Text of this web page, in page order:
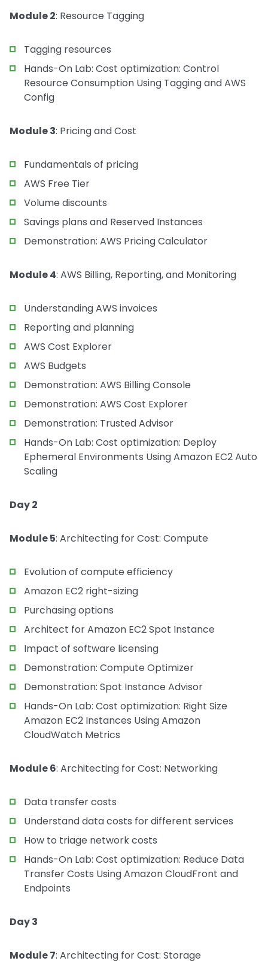
Module 2: Resource Tagging
Tagging resources
Hands-On Lab: Cost optimization: Control
Resource Consumption Using Tagging and AWS
Config
Module 3: Pricing and Cost
Fundamentals of pricing
AWS Free Tier
Volume discounts
Savings plans and Reserved Instances
Demonstration: AWS Pricing Calculator
Module 4: AWS Billing, Reporting, and Monitoring
Understanding AWS invoices
Reporting and planning
AWS Cost Explorer
AWS Budgets
Demonstration: AWS Billing Console
Demonstration: AWS Cost Explorer
Demonstration: Trusted Advisor
Hands-On Lab: Cost optimization: Deploy
Ephemeral Environments Using Amazon EC2 Auto
Scaling
Day 2
Module 5: Architecting for Cost: Compute
Evolution of compute efficiency
Amazon EC2 right-sizing
Purchasing options
Architect for Amazon EC2 Spot Instance
Impact of software licensing
Demonstration: Compute Optimizer
Demonstration: Spot Instance Advisor
Hands-On Lab: Cost optimization: Right Size
Amazon EC2 Instances Using Amazon
CloudWatch Metrics
Module 6: Architecting for Cost: Networking
Data transfer costs
Understand data costs for different services
How to triage network costs
Hands-On Lab: Cost optimization: Reduce Data
Transfer Costs Using Amazon CloudFront and
Endpoints
Day 3
Module 7: Architecting for Cost: Storage